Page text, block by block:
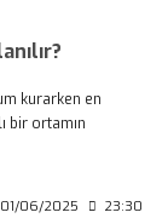
kurarken en
bir ortamın
01/06/2025 23:30